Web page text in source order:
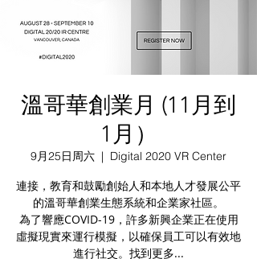
溫哥華創業月 (11月到
1月）
9月25日周六
  |
Digital 2020 VR Center
連接，教育和鼓勵創始人和本地人才發展公平
的溫哥華創業生態系統和企業家社區。
為了響應COVID-19，許多新興企業正在使用
虛擬現實來運行模擬，以確保員工可以有效地